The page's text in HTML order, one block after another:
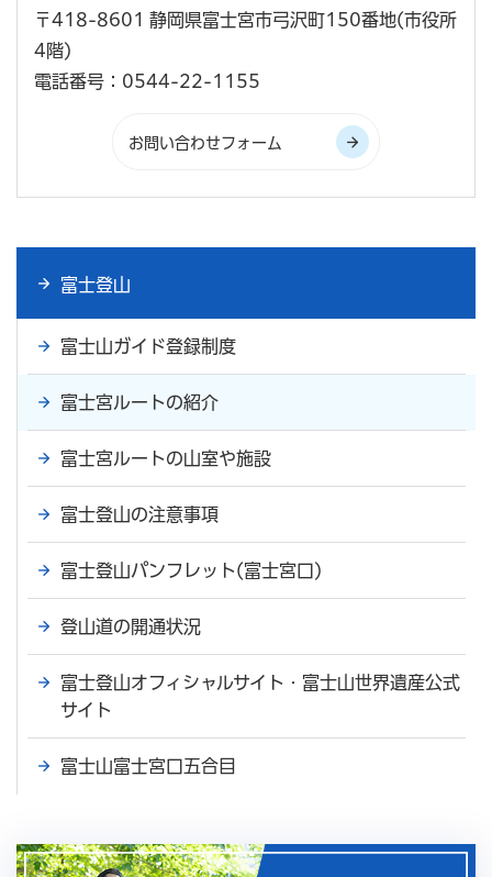
〒418-8601 静岡県富士宮市弓沢町150番地(市役所
4階)
電話番号：0544-22-1155
富士登山
富士山ガイド登録制度
富士宮ルートの紹介
富士宮ルートの山室や施設
富士登山の注意事項
富士登山パンフレット(富士宮口)
登山道の開通状況
富士登山オフィシャルサイト・富士山世界遺産公式
サイト
富士山富士宮口五合目